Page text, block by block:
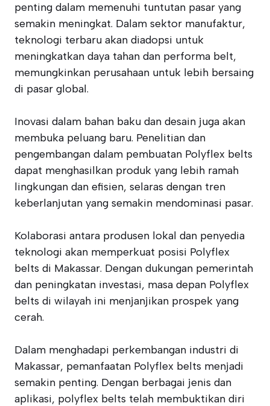
penting dalam memenuhi tuntutan pasar yang
semakin meningkat. Dalam sektor manufaktur,
teknologi terbaru akan diadopsi untuk
meningkatkan daya tahan dan performa belt,
memungkinkan perusahaan untuk lebih bersaing
di pasar global.
Inovasi dalam bahan baku dan desain juga akan
membuka peluang baru. Penelitian dan
pengembangan dalam pembuatan Polyflex belts
dapat menghasilkan produk yang lebih ramah
lingkungan dan efisien, selaras dengan tren
keberlanjutan yang semakin mendominasi pasar.
Kolaborasi antara produsen lokal dan penyedia
teknologi akan memperkuat posisi Polyflex
belts di Makassar. Dengan dukungan pemerintah
dan peningkatan investasi, masa depan Polyflex
belts di wilayah ini menjanjikan prospek yang
cerah.
Dalam menghadapi perkembangan industri di
Makassar, pemanfaatan Polyflex belts menjadi
semakin penting. Dengan berbagai jenis dan
aplikasi, polyflex belts telah membuktikan diri